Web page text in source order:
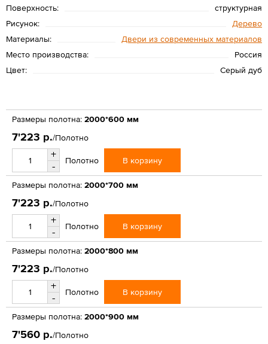
Поверхность:
структурная
Рисунок:
Дерево
Материалы:
Двери из современных материалов
Место производства:
Россия
Цвет:
Серый дуб
Размеры полотна: 2000*600 мм
7'223 р./Полотно
+
-
Полотно В корзину
Размеры полотна: 2000*700 мм
7'223 р./Полотно
+
-
Полотно В корзину
Размеры полотна: 2000*800 мм
7'223 р./Полотно
+
-
Полотно В корзину
Размеры полотна: 2000*900 мм
7'560 р./Полотно